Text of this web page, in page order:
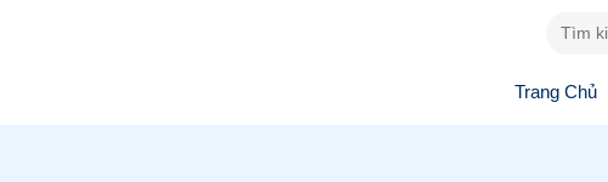
Trang Chủ